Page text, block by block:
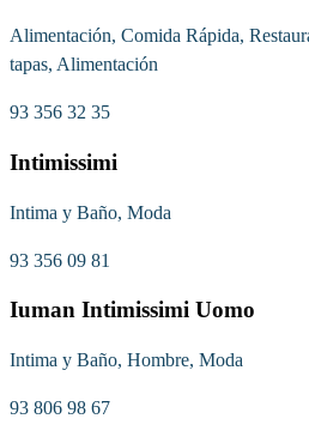
Alimentación, Comida Rápida,
tapas, Alimentación
93 356 32 35
Intimissimi
Intima y Baño, Moda
93 356 09 81
Iuman Intimissimi Uomo
Intima y Baño, Hombre, Moda
93 806 98 67